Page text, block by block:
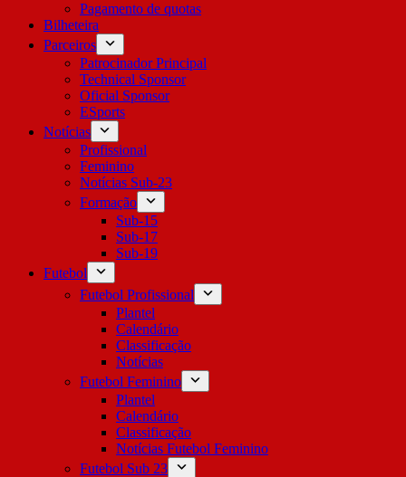
Pagamento de quotas
Bilheteira
Parceiros
Patrocinador Principal
Technical Sponsor
Oficial Sponsor
ESports
Notícias
Profissional
Feminino
Notícias Sub-23
Formação
Sub-15
Sub-17
Sub-19
Futebol
Futebol Profissional
Plantel
Calendário
Classificação
Notícias
Futebol Feminino
Plantel
Calendário
Classificação
Notícias Futebol Feminino
Futebol Sub 23